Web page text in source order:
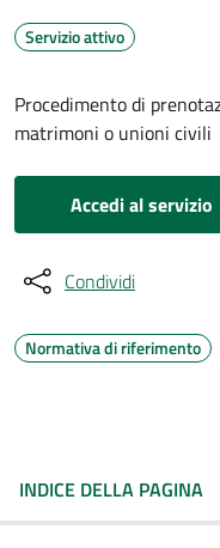
Servizio attivo
Procedimento di
matrimoni o unioni civili
Accedi al servizio
Condividi
Normativa di riferimento
INDICE DELLA PAGINA